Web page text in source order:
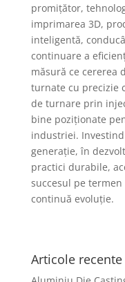
promițător,
imprimarea 3D,
inteligentă,
continuare a
măsură ce cererea
turnate cu precizie
de turnare prin
bine poziționate
industriei.
generație, în
practici durabile,
succesul pe
continuă evoluție.
Articole recente